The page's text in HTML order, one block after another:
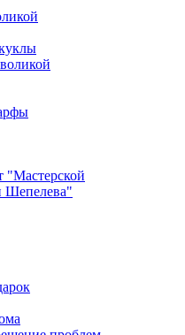
"Мастерской
Шепелева"